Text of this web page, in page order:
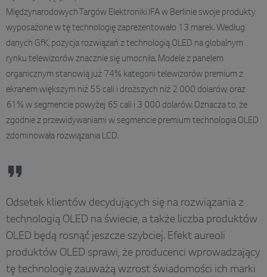
Międzynarodowych Targów Elektroniki IFA w Berlinie swoje produkty
wyposażone w tę technologię zaprezentowało 13 marek. Według
danych GfK, pozycja rozwiązań z technologią OLED na globalnym
rynku telewizorów znacznie się umocniła. Modele z panelem
organicznym stanowią już 74% kategorii telewizorów premium z
ekranem większym niż 55 cali i droższych niż 2 000 dolarów, oraz
61% w segmencie powyżej 65 cali i 3 000 dolarów. Oznacza to, że
zgodnie z przewidywaniami w segmencie premium technologia OLED
zdominowała rozwiązania LCD.
Odsetek klientów decydujących się na rozwiązania z
technologią OLED na świecie, a także liczba produktów
OLED będą rosnąć jeszcze szybciej. Efekt aureoli
produktów OLED sprawi, że producenci wprowadzający
tę technologię zauważą wzrost świadomości ich marki